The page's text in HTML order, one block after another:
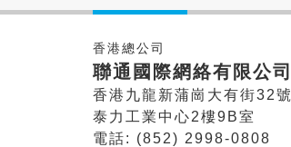
香港總公司
聯通國際網絡有限公司
香港九龍新蒲崗大有街32號
泰力工業中心2樓9B室
電話: (852) 2998-0808